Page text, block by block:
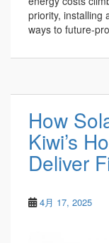
priority, installing
ways to future-
How
Kiwi’s
Deliver
4月 17, 2025